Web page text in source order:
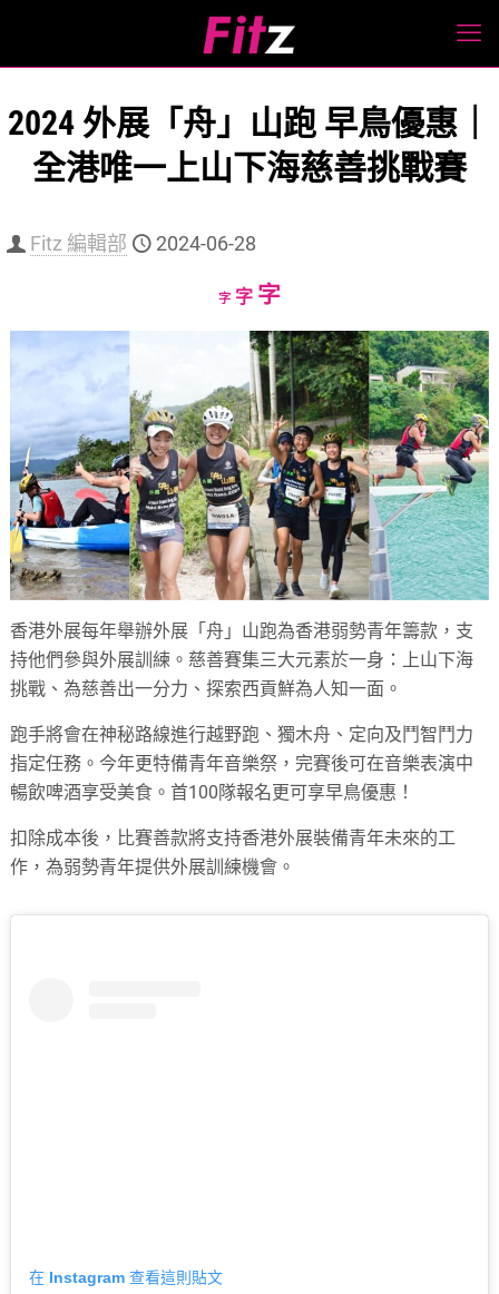
2024 外展「舟」山跑 早鳥優惠｜
全港唯一上山下海慈善挑戰賽
Fitz 編輯部 2024-06-28
字Decrease
size.
字Reset
size.
字Increase
size.
香港外展每年舉辦外展「舟」山跑為香港弱勢青年籌款，支
持他們參與外展訓練。慈善賽集三大元素於一身：上山下海
挑戰、為慈善出一分力、探索西貢鮮為人知一面。
跑手將會在神秘路線進行越野跑、獨木舟、定向及鬥智鬥力
指定任務。今年更特備青年音樂祭，完賽後可在音樂表演中
暢飲啤酒享受美食。首100隊報名更可享早鳥優惠！
扣除成本後，比賽善款將支持香港外展裝備青年未來的工
作，為弱勢青年提供外展訓練機會。
在 Instagram 查看這則貼文